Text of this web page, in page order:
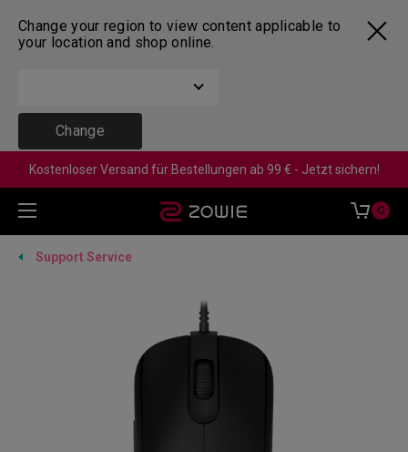
Change your region to view content applicable to
your location and shop online.
Change
Kostenloser Versand für Bestellungen ab 99 € - Jetzt sichern!
0
Support Service